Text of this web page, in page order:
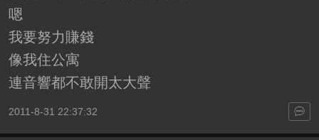
嗯
我要努力賺錢
像我住公寓
連音響都不敢開太大聲
2011-8-31 22:37:32